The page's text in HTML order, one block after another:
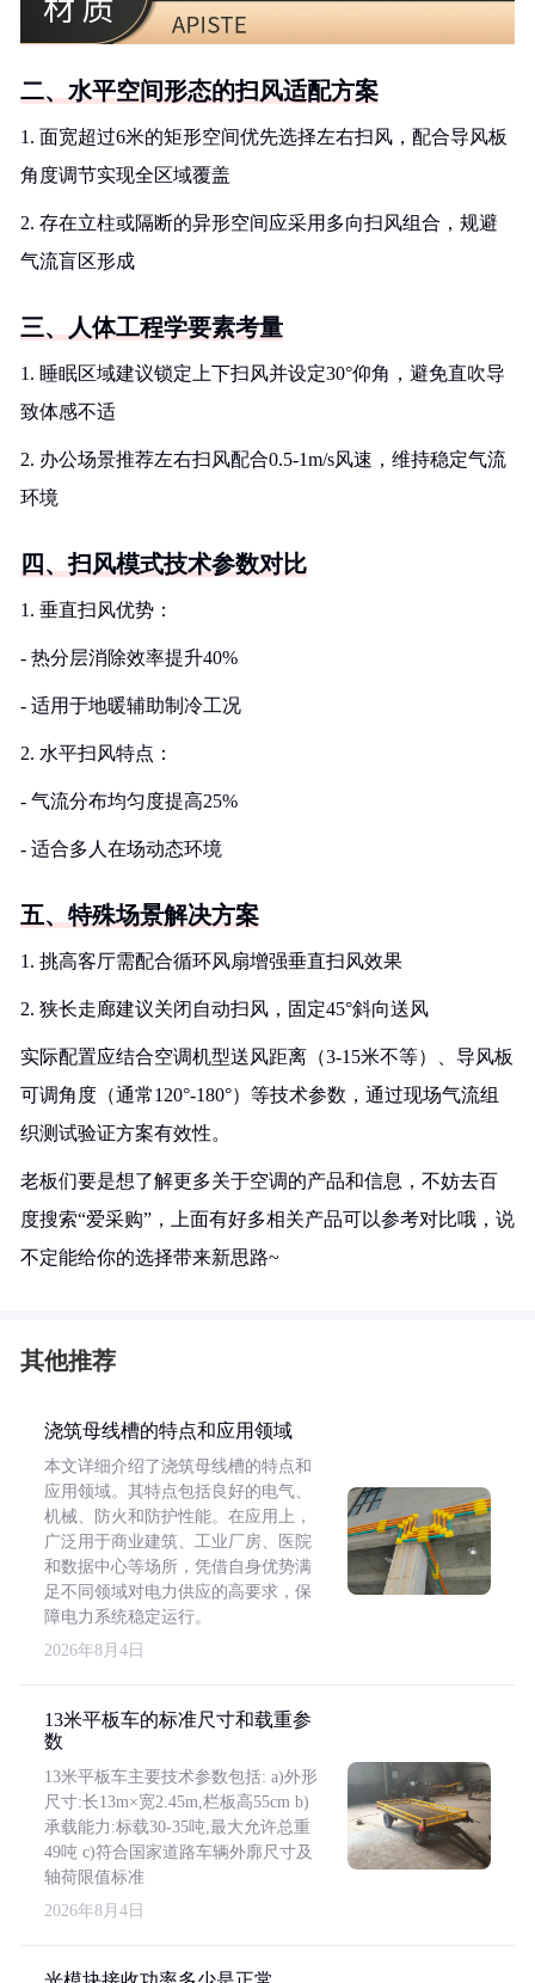
二、水平空间形态的扫风适配方案
1. 面宽超过6米的矩形空间优先选择左右扫风，配合导风板
角度调节实现全区域覆盖
2. 存在立柱或隔断的异形空间应采用多向扫风组合，规避
气流盲区形成
三、人体工程学要素考量
1. 睡眠区域建议锁定上下扫风并设定30°仰角，避免直吹导
致体感不适
2. 办公场景推荐左右扫风配合0.5-1m/s风速，维持稳定气流
环境
四、扫风模式技术参数对比
1. 垂直扫风优势：
- 热分层消除效率提升40%
- 适用于地暖辅助制冷工况
2. 水平扫风特点：
- 气流分布均匀度提高25%
- 适合多人在场动态环境
五、特殊场景解决方案
1. 挑高客厅需配合循环风扇增强垂直扫风效果
2. 狭长走廊建议关闭自动扫风，固定45°斜向送风
实际配置应结合空调机型送风距离（3-15米不等）、导风板
可调角度（通常120°-180°）等技术参数，通过现场气流组
织测试验证方案有效性。
老板们要是想了解更多关于空调的产品和信息，不妨去百
度搜索“爱采购”，上面有好多相关产品可以参考对比哦，说
不定能给你的选择带来新思路~
其他推荐
浇筑母线槽的特点和应用领域
本文详细介绍了浇筑母线槽的特点和
应用领域。其特点包括良好的电气、
机械、防火和防护性能。在应用上，
广泛用于商业建筑、工业厂房、医院
和数据中心等场所，凭借自身优势满
足不同领域对电力供应的高要求，保
障电力系统稳定运行。
2026年8月4日
13米平板车的标准尺寸和载重参
数
13米平板车主要技术参数包括: a)外形
尺寸:长13m×宽2.45m,栏板高55cm b)
承载能力:标载30-35吨,最大允许总重
49吨 c)符合国家道路车辆外廓尺寸及
轴荷限值标准
2026年8月4日